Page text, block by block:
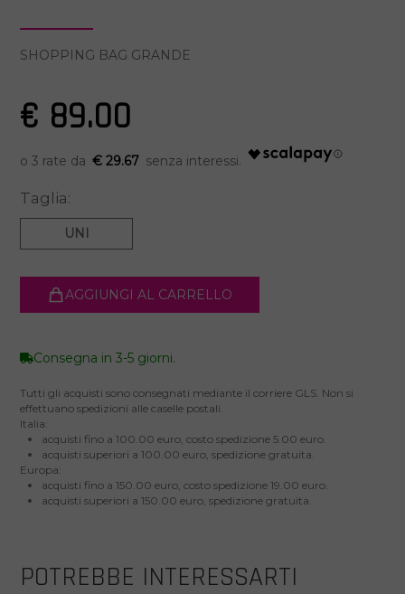
SHOPPING BAG GRANDE
€ 89.00
€ 29.67
Taglia:
UNI
AGGIUNGI AL CARRELLO
Consegna in 3-5 giorni.
Tutti gli acquisti sono consegnati mediante il corriere GLS. Non si
effettuano spedizioni alle caselle postali.
Italia:
acquisti fino a 100.00 euro, costo spedizione 5.00 euro.
acquisti superiori a 100.00 euro, spedizione gratuita.
Europa:
acquisti fino a 150.00 euro, costo spedizione 19.00 euro.
acquisti superiori a 150.00 euro, spedizione gratuita.
POTREBBE INTERESSARTI